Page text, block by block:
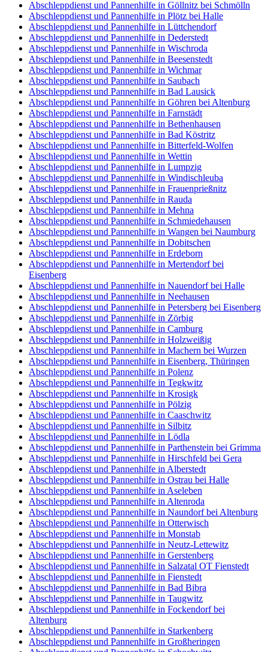
Abschleppdienst und Pannenhilfe in Göllnitz bei Schmölln
Abschleppdienst und Pannenhilfe in Plötz bei Halle
Abschleppdienst und Pannenhilfe in Lüttchendorf
Abschleppdienst und Pannenhilfe in Dederstedt
Abschleppdienst und Pannenhilfe in Wischroda
Abschleppdienst und Pannenhilfe in Beesenstedt
Abschleppdienst und Pannenhilfe in Wichmar
Abschleppdienst und Pannenhilfe in Saubach
Abschleppdienst und Pannenhilfe in Bad Lausick
Abschleppdienst und Pannenhilfe in Göhren bei Altenburg
Abschleppdienst und Pannenhilfe in Farnstädt
Abschleppdienst und Pannenhilfe in Bethenhausen
Abschleppdienst und Pannenhilfe in Bad Köstritz
Abschleppdienst und Pannenhilfe in Bitterfeld-Wolfen
Abschleppdienst und Pannenhilfe in Wettin
Abschleppdienst und Pannenhilfe in Lumpzig
Abschleppdienst und Pannenhilfe in Windischleuba
Abschleppdienst und Pannenhilfe in Frauenprießnitz
Abschleppdienst und Pannenhilfe in Rauda
Abschleppdienst und Pannenhilfe in Mehna
Abschleppdienst und Pannenhilfe in Schmiedehausen
Abschleppdienst und Pannenhilfe in Wangen bei Naumburg
Abschleppdienst und Pannenhilfe in Dobitschen
Abschleppdienst und Pannenhilfe in Erdeborn
Abschleppdienst und Pannenhilfe in Mertendorf bei
Eisenberg
Abschleppdienst und Pannenhilfe in Nauendorf bei Halle
Abschleppdienst und Pannenhilfe in Neehausen
Abschleppdienst und Pannenhilfe in Petersberg bei Eisenberg
Abschleppdienst und Pannenhilfe in Zörbig
Abschleppdienst und Pannenhilfe in Camburg
Abschleppdienst und Pannenhilfe in Holzweißig
Abschleppdienst und Pannenhilfe in Machern bei Wurzen
Abschleppdienst und Pannenhilfe in Eisenberg, Thüringen
Abschleppdienst und Pannenhilfe in Polenz
Abschleppdienst und Pannenhilfe in Tegkwitz
Abschleppdienst und Pannenhilfe in Krosigk
Abschleppdienst und Pannenhilfe in Pölzig
Abschleppdienst und Pannenhilfe in Caaschwitz
Abschleppdienst und Pannenhilfe in Silbitz
Abschleppdienst und Pannenhilfe in Lödla
Abschleppdienst und Pannenhilfe in Parthenstein bei Grimma
Abschleppdienst und Pannenhilfe in Hirschfeld bei Gera
Abschleppdienst und Pannenhilfe in Alberstedt
Abschleppdienst und Pannenhilfe in Ostrau bei Halle
Abschleppdienst und Pannenhilfe in Aseleben
Abschleppdienst und Pannenhilfe in Altenroda
Abschleppdienst und Pannenhilfe in Naundorf bei Altenburg
Abschleppdienst und Pannenhilfe in Otterwisch
Abschleppdienst und Pannenhilfe in Monstab
Abschleppdienst und Pannenhilfe in Neutz-Lettewitz
Abschleppdienst und Pannenhilfe in Gerstenberg
Abschleppdienst und Pannenhilfe in Salzatal OT Fienstedt
Abschleppdienst und Pannenhilfe in Fienstedt
Abschleppdienst und Pannenhilfe in Bad Bibra
Abschleppdienst und Pannenhilfe in Taugwitz
Abschleppdienst und Pannenhilfe in Fockendorf bei
Altenburg
Abschleppdienst und Pannenhilfe in Starkenberg
Abschleppdienst und Pannenhilfe in Großheringen